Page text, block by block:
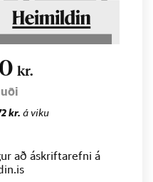
kr.
kr. á viku
að áskriftarefni á